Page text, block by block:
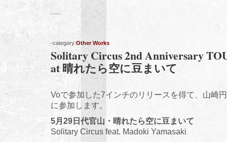
-category:Other Works
Solitary Circus 2nd Anniversary
at 晴れたら空に豆まいて
Voで参加した7インチのリリースを得て、山崎
に参加します。
5月29日代官山・晴れたら空に豆まいて
Solitary Circus feat. Madoki Yamasaki